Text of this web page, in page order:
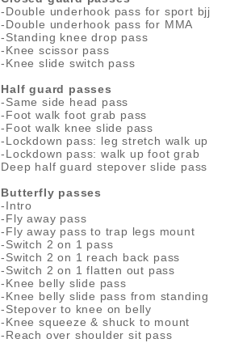
-Double underhook pass for sport bjj
-Double underhook pass for MMA
-Standing knee drop pass
-Knee scissor pass
-Knee slide switch pass
Half guard passes
-Same side head pass
-Foot walk foot grab pass
-Foot walk knee slide pass
-Lockdown pass: leg stretch walk up
-Lockdown pass: walk up foot grab
Deep half guard stepover slide pass
Butterfly passes
-Intro
-Fly away pass
-Fly away pass to trap legs mount
-Switch 2 on 1 pass
-Switch 2 on 1 reach back pass
-Switch 2 on 1 flatten out pass
-Knee belly slide pass
-Knee belly slide pass from standing
-Stepover to knee on belly
-Knee squeeze & shuck to mount
-Reach over shoulder sit pass